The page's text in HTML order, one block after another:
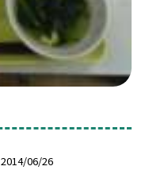
2014/06/26